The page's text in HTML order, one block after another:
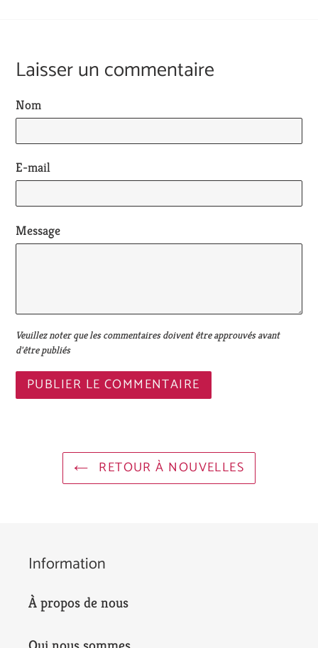
Laisser un commentaire
Nom
E-mail
Message
Veuillez noter que les commentaires doivent être approuvés avant
d'être publiés
RETOUR À NOUVELLES
Information
À propos de nous